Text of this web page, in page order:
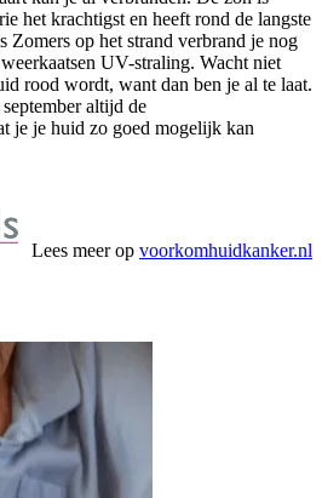
het krachtigst en heeft rond de langste
Zomers op het strand verbrand je nog
UV-straling. Wacht niet
rood wordt, want dan ben je al te laat.
altijd de
je je huid zo goed mogelijk kan
Lees meer op voorkomhuidkanker.nl